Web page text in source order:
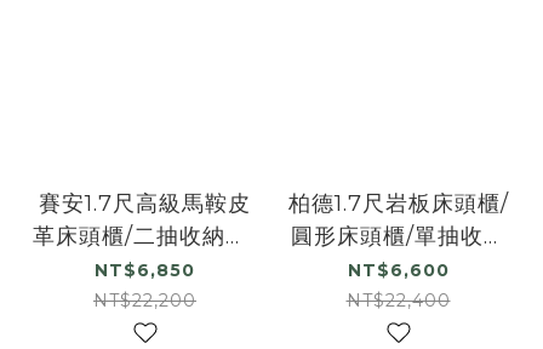
賽安1.7尺高級馬鞍皮
革床頭櫃/二抽收納櫃/
置物小邊櫃/小茶几
NT$6,850
NT$22,200
柏德1.7尺岩板床頭櫃/
圓形床頭櫃/單抽收納
櫃/置物小邊櫃/小茶几
NT$6,600
NT$22,400